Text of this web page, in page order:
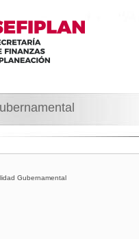
Gubernamental